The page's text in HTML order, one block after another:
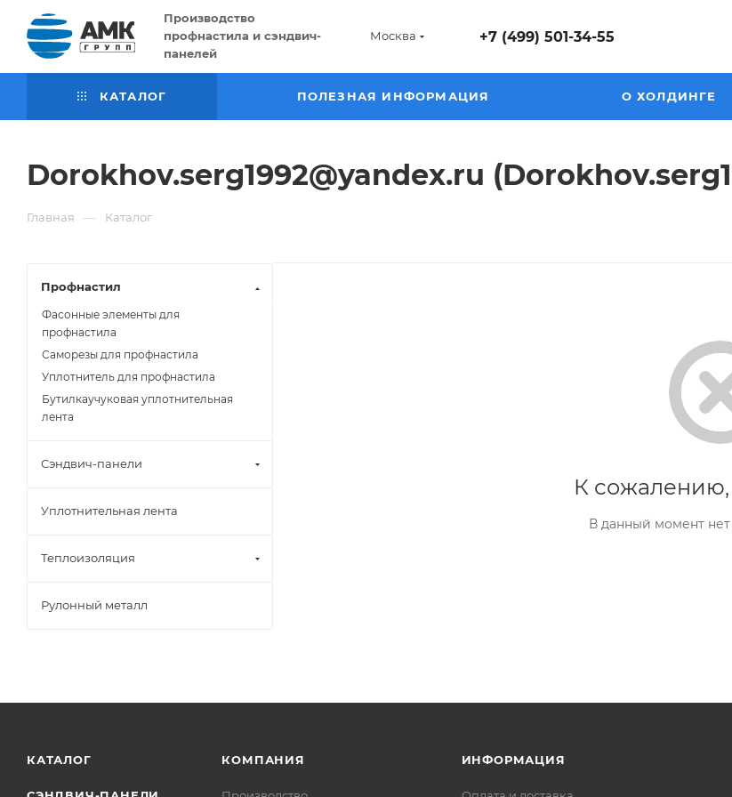
Производство
профнастила и сэндвич-
панелей
Москва +7 (499) 501-34-55
КАТАЛОГ ПОЛЕЗНАЯ ИНФОРМАЦИЯ О ХОЛДИНГЕ
Dorokhov.serg1992@yandex.ru
Главная — Каталог
К сожалению,
В данный момент
Профнастил
Фасонные элементы для
профнастила
Саморезы для профнастила
Уплотнитель для профнастила
Бутилкаучуковая уплотнительная
лента
Сэндвич-панели
Уплотнительная лента
Теплоизоляция
Рулонный металл
КАТАЛОГ КОМПАНИЯ ИНФОРМАЦИЯ